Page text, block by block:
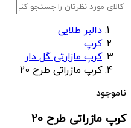
دالبر طلایی
کرپ
کرپ مازارتی گل دار
کرپ مازراتی طرح 20
ناموجود
کرپ مازراتی طرح 20